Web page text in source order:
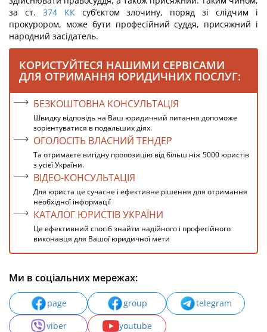
за ст. 374 ККсуб’єктом злочину, поряд зі слідчим і
прокурором, може бути професійний суддя, присяжний і
народний засідатель.
КОРИСТУЙТЕСЯ НАШИМИ СЕРВІСАМИ
ДЛЯ ОТРИМАННЯ ЮРИДИЧНИХ ПОСЛУГ:
БЕЗКОШТОВНА КОНСУЛЬТАЦІЯ
Швидку відповідь на Ваш юридичний питання допоможе
зорієнтуватися в подальших діях.
ОГОЛОСІТЬ ВЛАСНИЙ ТЕНДЕР
Та отримаєте вигідну пропозицію від більш ніж 5000 юристів
з усієї України.
ВІДЕО-КОНСУЛЬТАЦІЯ
Для юриста це сучасне і ефективне рішення для отримання
необхідної інформації
КАТАЛОГ ЮРИСТІВ УКРАЇНИ
Це ефективний спосіб знайти надійного і професійного
виконавця для Вашої юридичної мети
Ми в соціальних мережах:
page group
telegram
viber
youtube